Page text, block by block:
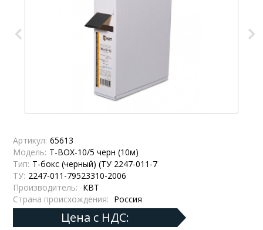
Артикул: 65613
Модель: Т-BOX-10/5 черн (10м)
Тип: Т-бокс (черный) (ТУ 2247-011-7
ТУ: 2247-011-79523310-2006
Производитель: КВТ
Страна происхождения: Россия
Цена с НДС: